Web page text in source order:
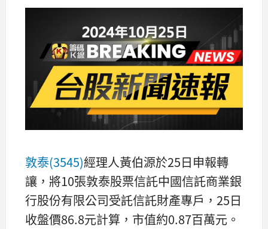
敦泰(3545)經理人黃伯源於25日申報轉
讓，將10張敦泰股票信託中國信託商業銀
行股份有限公司受託信託財產專戶，25日
收盤價86.8元計算，市值約0.87百萬元。